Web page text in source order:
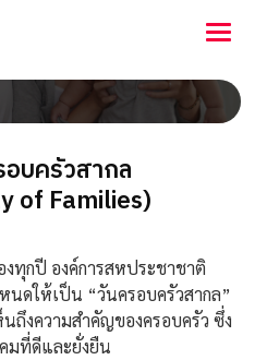
บครัวสากล
of Families)
ปี องค์การสหประชาชาติ
นดให้เป็น “วันครอบครัวสากล”
ถึงความสำคัญของครอบครัว ซึ่ง
มที่ดีและยั่งยืน